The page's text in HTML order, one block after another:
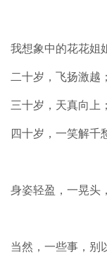
我想象中的花花姐
二十岁，飞扬激越；
三十岁，天真向上；
四十岁，一笑解千
身姿轻盈，一晃头
当然，一些事，别